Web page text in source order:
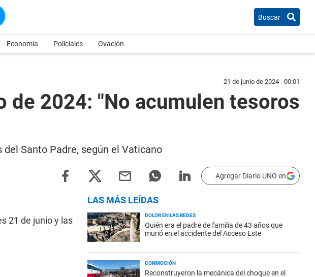
Buscar
Economia Policiales Ovación
21 de junio de 2024 - 00:01
de 2024: "No acumulen tesoros
Santo Padre, según el Vaticano
Agregar Diario UNO en
21 de junio y las
LAS MÁS LEÍDAS
DOLOR EN LAS REDES
Quién era el padre de familia de 43 años que
murió en el accidente del Acceso Este
CONMOCIÓN
Reconstruyeron la mecánica del choque en el